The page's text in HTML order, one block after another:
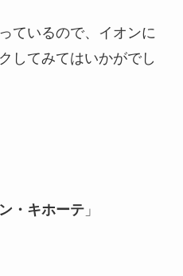
ているので、イオンに
してみてはいかがでし
・キホーテ」